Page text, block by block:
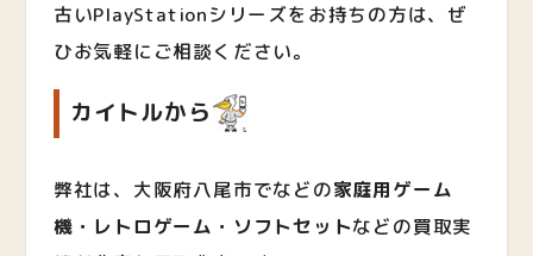
古いPlayStationシリーズをお持ちの方は、ぜ
ひお気軽にご相談ください。
カイトルから
弊社は、大阪府八尾市でなどの家庭用ゲーム
機・レトロゲーム・ソフトセットなどの買取実